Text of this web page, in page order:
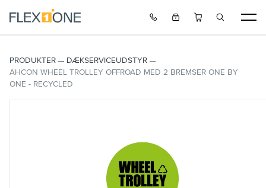
PRODUKTER
DÆKSERVICEUDSTYR
AHCON WHEEL TROLLEY OFFROAD MED 2 BREMSER ONE BY
ONE - RECYCLED